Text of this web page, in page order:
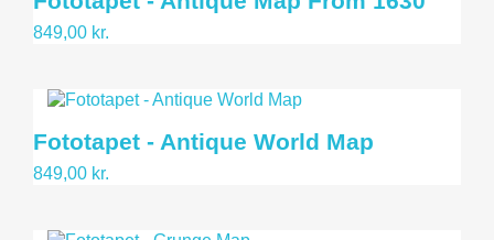
849,00 kr.
Fototapet - Antique World Map
849,00 kr.